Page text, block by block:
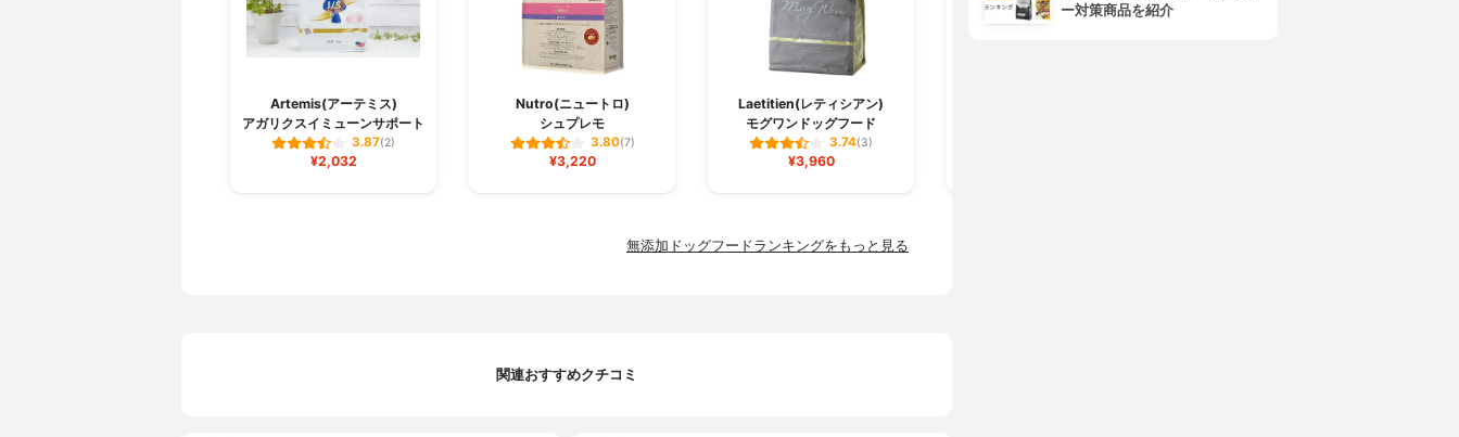
Artemis(アーテミス)
アガリクスイミューンサポート
3.87(2)
¥2,032
Nutro(ニュートロ)
シュプレモ
3.80(7)
¥3,220
Laetitien(レティシアン)
モグワンドッグフード
3.74(3)
¥3,960
無添加ドッグフードランキングをもっと見る
関連おすすめクチコミ
ー対策商品を紹介